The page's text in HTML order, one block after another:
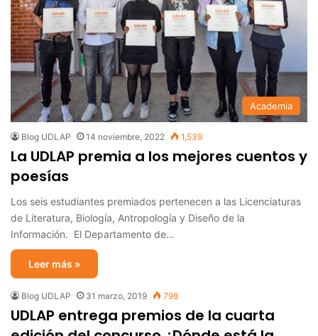
Academia
Blog UDLAP 14 noviembre, 2022 1,539
La UDLAP premia a los mejores cuentos y
poesías
Los seis estudiantes premiados pertenecen a las Licenciaturas
de Literatura, Biología, Antropología y Diseño de la
Información. El Departamento de…
Leer más »
Blog UDLAP 31 marzo, 2019 798
UDLAP entrega premios de la cuarta